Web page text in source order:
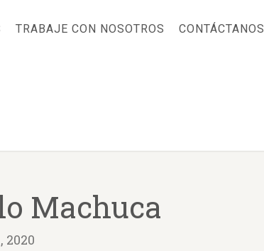
TRABAJE CON NOSOTROS CONTÁCTANOS
Machuca
2020